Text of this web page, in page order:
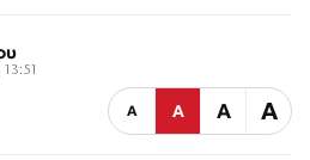
Α Α Α Α